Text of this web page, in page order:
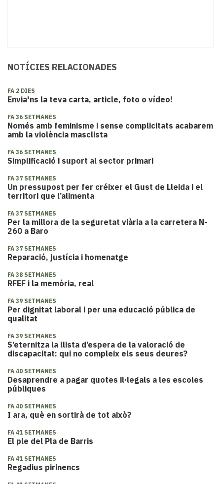
NOTÍCIES RELACIONADES
FA 2 DIES
Envia'ns la teva carta, article, foto o vídeo!
FA 36 SETMANES
Només amb feminisme i sense complicitats acabarem
amb la violència masclista
FA 36 SETMANES
Simplificació i suport al sector primari
FA 37 SETMANES
Un pressupost per fer créixer el Gust de Lleida i el
territori que l’alimenta
FA 37 SETMANES
Per la millora de la seguretat viària a la carretera N-
260 a Baro
FA 37 SETMANES
Reparació, justícia i homenatge
FA 38 SETMANES
RFEF i la memòria, real
FA 39 SETMANES
Per dignitat laboral i per una educació pública de
qualitat
FA 39 SETMANES
S’eternitza la llista d’espera de la valoració de
discapacitat: qui no compleix els seus deures?
FA 40 SETMANES
Desaprendre a pagar quotes il·legals a les escoles
públiques
FA 40 SETMANES
I ara, què en sortirà de tot això?
FA 41 SETMANES
El ple del Pla de Barris
FA 41 SETMANES
Regadius pirinencs